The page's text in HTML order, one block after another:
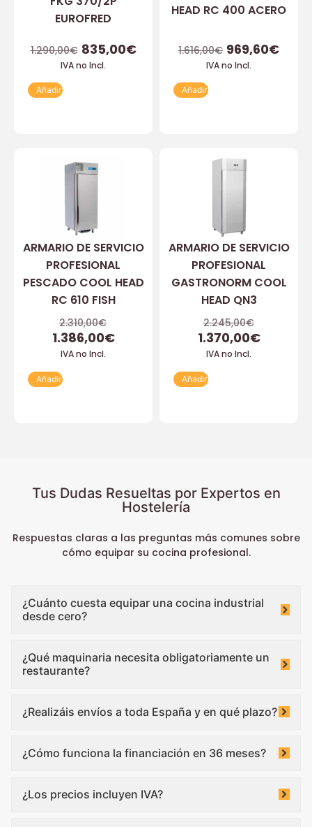
EUROFRED
1.290,00€ 835,00€
IVA no Incl.
Añadir
HEAD RC 400 ACERO
1.616,00€ 969,60€
IVA no Incl.
Añadir
ARMARIO DE SERVICIO
PROFESIONAL
PESCADO COOL HEAD
RC 610 FISH
2.310,00€
1.386,00€
IVA no Incl.
Añadir
ARMARIO DE SERVICIO
PROFESIONAL
GASTRONORM COOL
HEAD QN3
2.245,00€
1.370,00€
IVA no Incl.
Añadir
Tus Dudas Resueltas por Expertos en
Hostelería
Respuestas claras a las preguntas más comunes sobre
cómo equipar su cocina profesional.
¿Cuánto cuesta equipar una cocina industrial
desde cero?
¿Qué maquinaria necesita obligatoriamente un
restaurante?
¿Realizáis envíos a toda España y en qué plazo?
¿Cómo funciona la financiación en 36 meses?
¿Los precios incluyen IVA?